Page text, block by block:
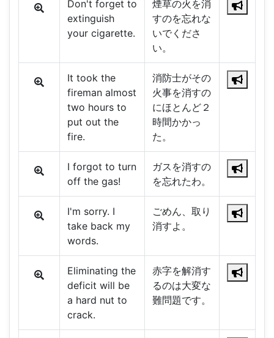
Don't forget to
extinguish
your cigarette.
煙草の火を消
すのを忘れな
いでくださ
い。
It took the
fireman almost
two hours to
put out the
fire.
消防士がその
火事を消すの
にほとんど２
時間かかっ
た。
I forgot to turn
off the gas!
ガスを消すの
を忘れたわ。
I'm sorry. I
take back my
words.
ごめん、取り
消すよ。
Eliminating the
deficit will be
a hard nut to
crack.
赤字を解消す
るのは大変な
難問題です。